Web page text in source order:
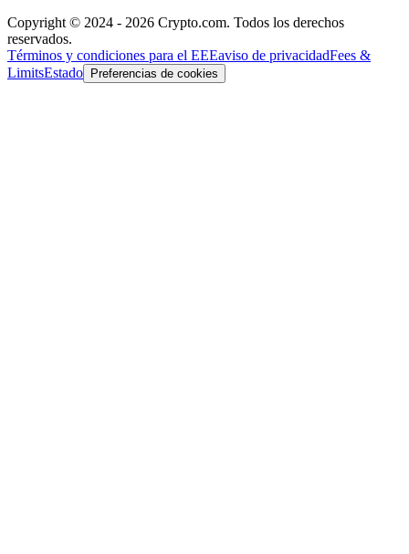
Copyright © 2024 - 2026 Crypto.com. Todos los derechos
reservados.
Términos y condiciones para el EEEaviso de privacidadFees &
LimitsEstado Preferencias de cookies